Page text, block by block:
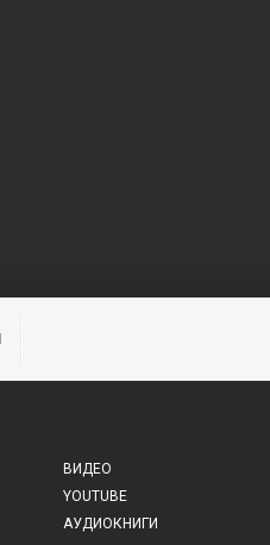
ВИДЕО
YOUTUBE
АУДИОКНИГИ